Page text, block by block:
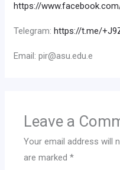
https://
Telegram:https://t.me/
Email: pir@asu.edu.e
Leave a
Your email address will
are marked*